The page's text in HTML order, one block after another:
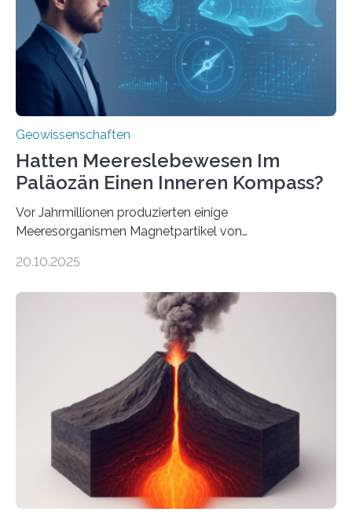
neu, um zu erklären, wie Eisen, das aus hydrothermalen
Systemen freigesetzt wird, über ganze Ozeanbecken
transportiert werden kann. „Das…
Geowissenschaften
Hatten Meereslebewesen Im
Paläozän Einen Inneren Kompass?
Vor Jahrmillionen produzierten einige
Meeresorganismen Magnetpartikel von
Sedimenten zu finden sind. Nun ist es einem
Domänen auf einem dieser „Riesenmagnetfossilien” mit
einer raffinierten Methode an der Diamond-
Röntgenquelle zu kartieren. Ihre Analyse zeigt, dass
diese Partikel es den Organismen ermöglicht haben
könnten, winzige Schwankungen sowohl in der
Richtung als auch in der Intensität des Erdmagnetfelds
wahrzunehmen. Dadurch konnten sie sich verorten und
über den Ozean navigieren. Vor einigen Jahren…
20.10.2025